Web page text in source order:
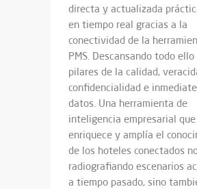
directa y actualizada
en tiempo real gracias a la
conectividad de la
PMS. Descansando todo
pilares de la calidad,
confidencialidad e
datos. Una herramienta de
inteligencia empresarial que
enriquece y amplía el
de los hoteles conectados
radiografiando escenarios
a tiempo pasado, sino